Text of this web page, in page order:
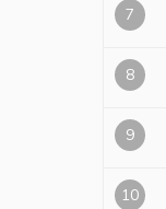
7
8
9
10